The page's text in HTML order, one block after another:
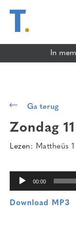
In
Ga terug
Zondag
Lezen: Mattheüs
00:00
Download MP3